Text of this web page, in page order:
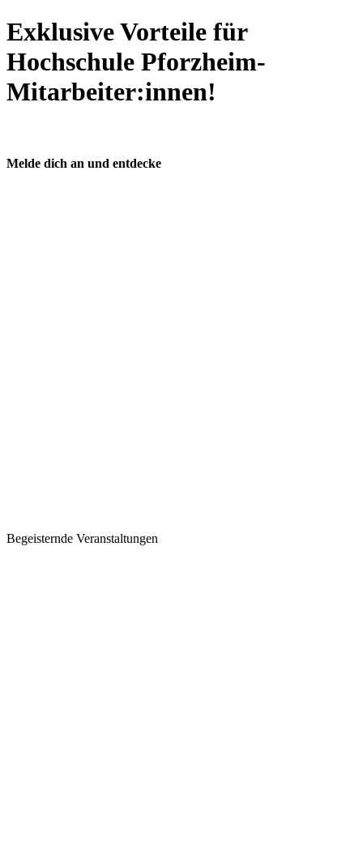
Exklusive Vorteile für
Hochschule Pforzheim-
Mitarbeiter:innen!
Melde dich an und entdecke
Begeisternde Veranstaltungen